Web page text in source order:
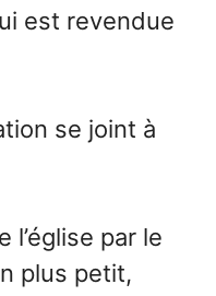
est revendue
se joint à
l’église par le
plus petit,